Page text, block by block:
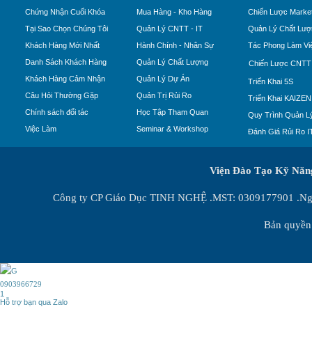
Chứng Nhận Cuối Khóa
Tại Sao Chọn Chúng Tôi
Khách Hàng Mới Nhất
Danh Sách Khách Hàng
Khách Hàng Cảm Nhận
Câu Hỏi Thường Gặp
Chính sách đối tác
Việc Làm
Mua Hàng - Kho Hàng
Quản Lý CNTT - IT
Hành Chính - Nhân Sự
Quản Lý Chất Lượng
Quản Lý Dự Án
Quản Trị Rủi Ro
Học Tập Tham Quan
Seminar & Workshop
Chiến Lược
Quản Lý Chất
Tác Phong Làm
Chiến Lược CNTT
Triển Khai 5S
Triển Khai KAIZEN
Quy Trình Quản
Đánh Giá Rủi Ro
Viện Đào Tạo Kỹ
Công ty CP Giáo Dục TINH NGHỆ .MST: 0309177901
Bản
0903966729
1
Hỗ trợ bạn qua Zalo